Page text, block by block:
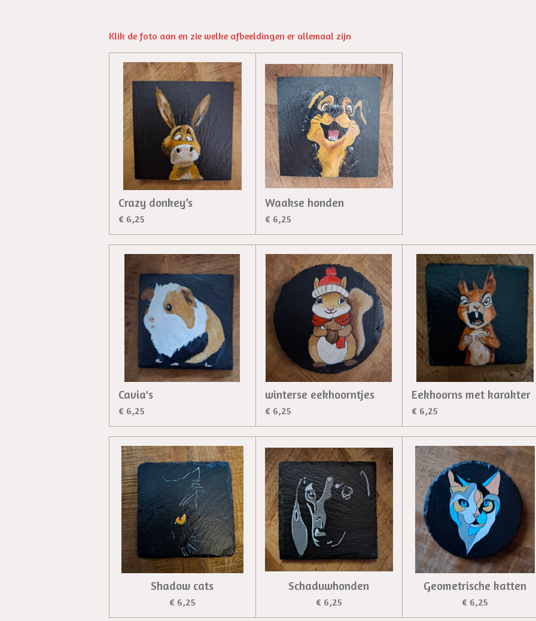
Klik de foto aan en zie welke afbeeldingen er allemaal zijn
Crazy donkey’s
€ 6,25
Waakse honden
€ 6,25
Cavia's
€ 6,25
winterse eekhoorntjes
€ 6,25
Eekhoorns met karakter
€ 6,25
Shadow cats
€ 6,25
Schaduwhonden
€ 6,25
Geometrische katten
€ 6,25